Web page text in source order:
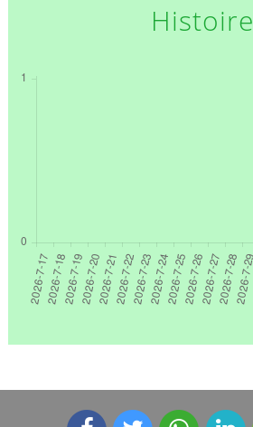
Histoire